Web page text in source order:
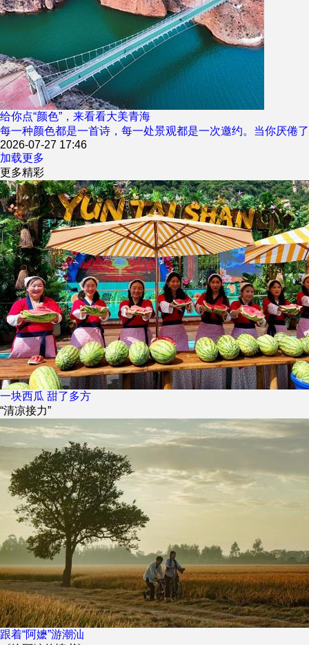
给你点“颜色”，来看看大美青海
每一种颜色都是一首诗，每一处景观都是一次邀约。当你厌倦
2026-07-27 17:46
加载更多
更多精彩
一块西瓜 甜了多方
“清凉接力”
跟着“阿嬷”游潮汕